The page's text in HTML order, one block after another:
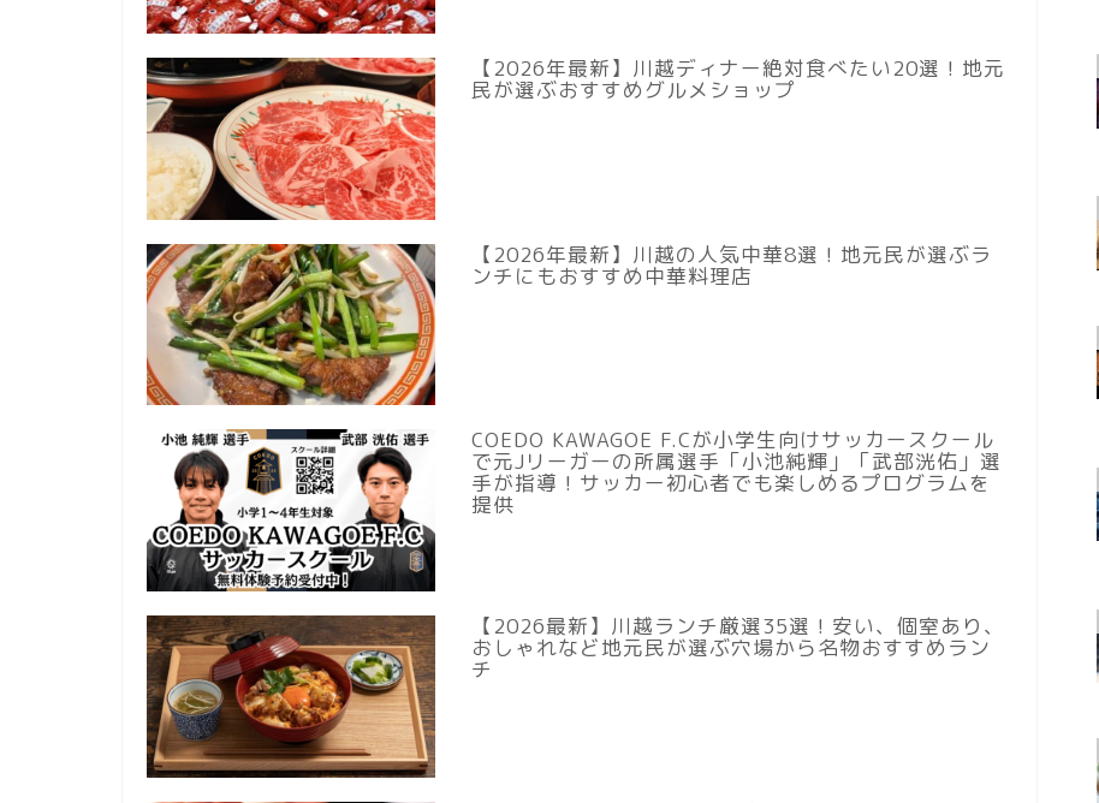
【2026年最新】川越ディナー絶対食べたい20選！地元
民が選ぶおすすめグルメショップ
【2026年最新】川越の人気中華8選！地元民が選ぶラ
ンチにもおすすめ中華料理店
COEDO KAWAGOE F.Cが小学生向けサッカースクール
で元Jリーガーの所属選手「小池純輝」「武部洸佑」選
手が指導！サッカー初心者でも楽しめるプログラムを
提供
【2026最新】川越ランチ厳選35選！安い、個室あり、
おしゃれなど地元民が選ぶ穴場から名物おすすめラン
チ